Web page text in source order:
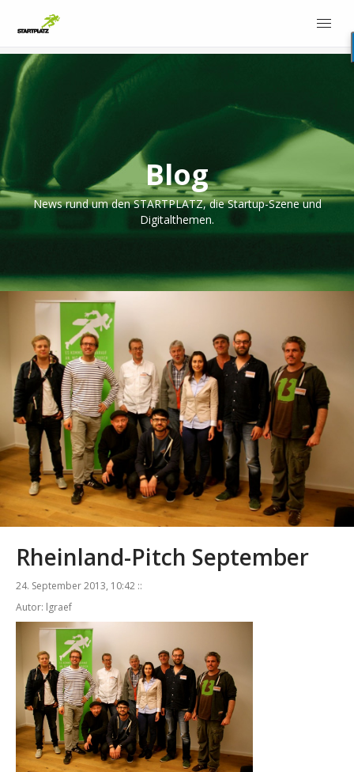
Blog
News rund um den STARTPLATZ, die Startup-Szene und
Digitalthemen.
Rheinland-Pitch September
24. September 2013, 10:42 ::
Autor: lgraef